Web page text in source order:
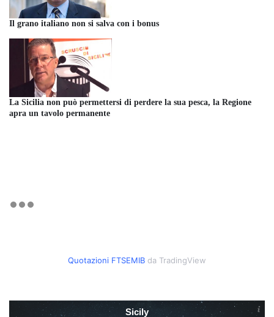
Il grano italiano non si salva con i bonus
La Sicilia non può permettersi di perdere la sua pesca, la Regione
apra un tavolo permanente
Quotazioni FTSEMIB da TradingView
Sicily